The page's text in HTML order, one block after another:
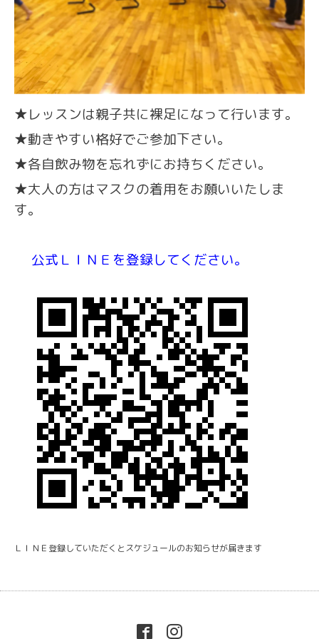
★レッスンは親子共に裸足になって行います。
★動きやすい格好でご参加下さい。
★各自飲み物を忘れずにお持ちください。
★大人の方はマスクの着用をお願いいたしま
す。
公式ＬＩＮＥを登録してください。
ＬＩＮＥ登録していただくとスケジュールのお知らせが届きます